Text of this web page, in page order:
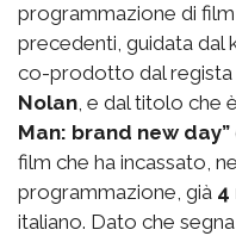
programmazione di
precedenti, guidata dal
co-prodotto dal regista
Nolan, e dal titolo che
Man: brand new day”
film che ha incassato,
programmazione, già 4
italiano. Dato che